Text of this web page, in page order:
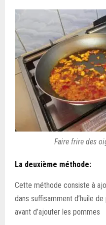
Faire frire des
La deuxième méthode:
Cette méthode consiste à
dans suffisamment d’huile
avant d’ajouter les pommes